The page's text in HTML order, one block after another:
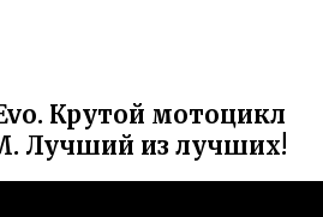
Крутой мотоцикл
Лучший из лучших!